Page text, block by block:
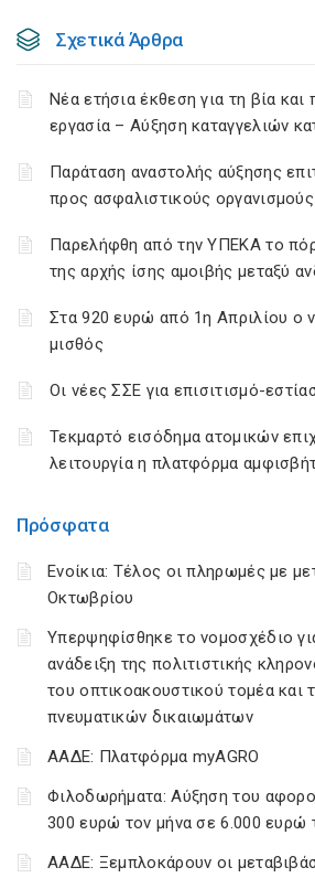
Πρόσφατα
Ενοίκια: Τέλος οι πληρωμές με
Οκτωβρίου
Υπερψηφίσθηκε το νομοσχέδιο
ανάδειξη της πολιτιστικής
του οπτικοακουστικού τομέα και
πνευματικών δικαιωμάτων
ΑΑΔΕ: Πλατφόρμα myAGRO
Φιλοδωρήματα: Αύξηση του
300 ευρώ τον μήνα σε 6.000 ευρώ
ΑΑΔΕ: Ξεμπλοκάρουν οι
Σχετικά Άρθρα
Νέα ετήσια έκθεση για τη βία
εργασία – Αύξηση καταγγελιών
Παράταση αναστολής αύξησης
προς ασφαλιστικούς
Παρελήφθη από την ΥΠΕΚΑ το
της αρχής ίσης αμοιβής μεταξύ
Στα 920 ευρώ από 1η Απριλίου ο
μισθός
Οι νέες ΣΣΕ για επισιτισμό-
Τεκμαρτό εισόδημα ατομικών
λειτουργία η πλατφόρμα